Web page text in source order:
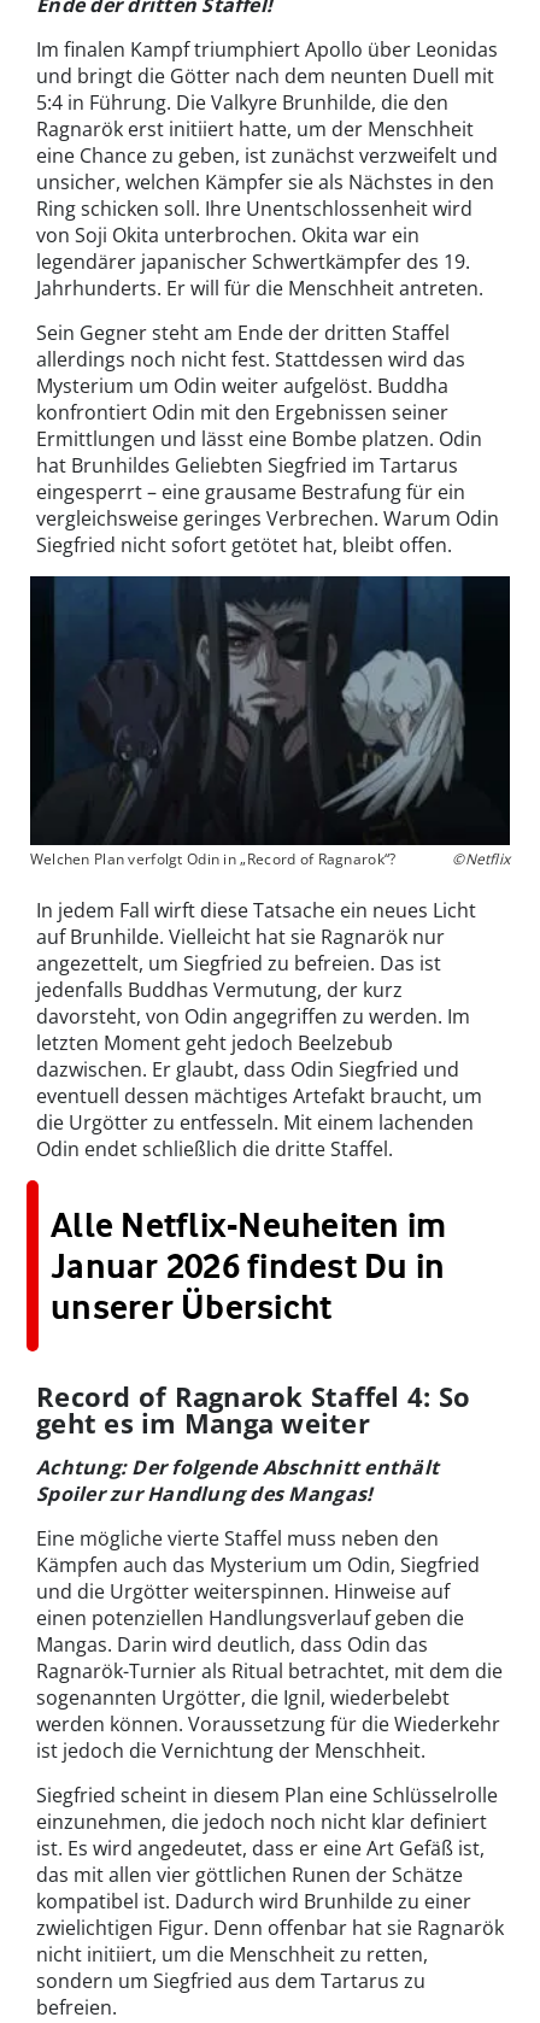
Im finalen Kampf triumphiert Apollo über Leonidas
und bringt die Götter nach dem neunten Duell mit
5:4 in Führung. Die Valkyre Brunhilde, die den
Ragnarök erst initiiert hatte, um der Menschheit
eine Chance zu geben, ist zunächst verzweifelt und
unsicher, welchen Kämpfer sie als Nächstes in den
Ring schicken soll. Ihre Unentschlossenheit wird
von Soji Okita unterbrochen. Okita war ein
legendärer japanischer Schwertkämpfer des 19.
Jahrhunderts. Er will für die Menschheit antreten.
Sein Gegner steht am Ende der dritten Staffel
allerdings noch nicht fest. Stattdessen wird das
Mysterium um Odin weiter aufgelöst. Buddha
konfrontiert Odin mit den Ergebnissen seiner
Ermittlungen und lässt eine Bombe platzen. Odin
hat Brunhildes Geliebten Siegfried im Tartarus
eingesperrt – eine grausame Bestrafung für ein
vergleichsweise geringes Verbrechen. Warum Odin
Siegfried nicht sofort getötet hat, bleibt offen.
Welchen Plan verfolgt Odin in „Record of Ragnarok“? ©Netflix
In jedem Fall wirft diese Tatsache ein neues Licht
auf Brunhilde. Vielleicht hat sie Ragnarök nur
angezettelt, um Siegfried zu befreien. Das ist
jedenfalls Buddhas Vermutung, der kurz
davorsteht, von Odin angegriffen zu werden. Im
letzten Moment geht jedoch Beelzebub
dazwischen. Er glaubt, dass Odin Siegfried und
eventuell dessen mächtiges Artefakt braucht, um
die Urgötter zu entfesseln. Mit einem lachenden
Odin endet schließlich die dritte Staffel.
Alle Netflix-Neuheiten im
Januar 2026 findest Du in
unserer Übersicht
Record of Ragnarok Staffel 4: So
geht es im Manga weiter
Achtung: Der folgende Abschnitt enthält
Spoiler zur Handlung des Mangas!
Eine mögliche vierte Staffel muss neben den
Kämpfen auch das Mysterium um Odin, Siegfried
und die Urgötter weiterspinnen. Hinweise auf
einen potenziellen Handlungsverlauf geben die
Mangas. Darin wird deutlich, dass Odin das
Ragnarök-Turnier als Ritual betrachtet, mit dem die
sogenannten Urgötter, die Ignil, wiederbelebt
werden können. Voraussetzung für die Wiederkehr
ist jedoch die Vernichtung der Menschheit.
Siegfried scheint in diesem Plan eine Schlüsselrolle
einzunehmen, die jedoch noch nicht klar definiert
ist. Es wird angedeutet, dass er eine Art Gefäß ist,
das mit allen vier göttlichen Runen der Schätze
kompatibel ist. Dadurch wird Brunhilde zu einer
zwielichtigen Figur. Denn offenbar hat sie Ragnarök
nicht initiiert, um die Menschheit zu retten,
sondern um Siegfried aus dem Tartarus zu
befreien.